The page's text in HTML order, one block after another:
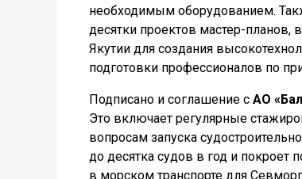
необходимым оборудованием.
десятки проектов мастер-
Якутии для создания
подготовки профессионалов по
Подписано и соглашение с АО
Это включает регулярные
вопросам запуска
до десятка судов в год и
в морском транспорте для